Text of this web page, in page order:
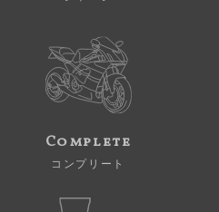
Complete
コンプリート